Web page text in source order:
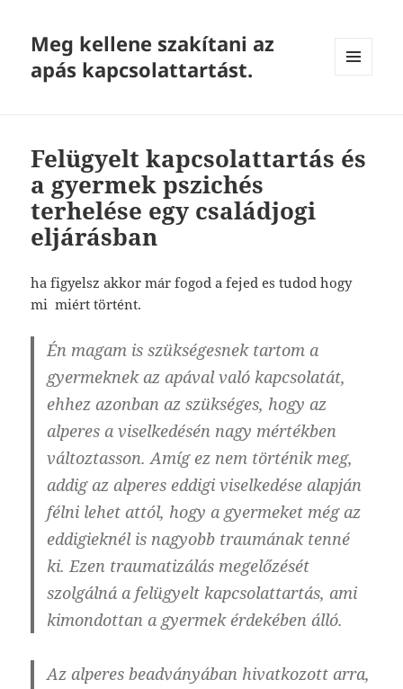
Meg kellene szakítani az
apás kapcsolattartást.
Felügyelt kapcsolattartás és
a gyermek pszichés
terhelése egy családjogi
eljárásban
ha figyelsz akkor már fogod a fejed es tudod hogy
mi miért történt.
Én magam is szükségesnek tartom a
gyermeknek az apával való kapcsolatát,
ehhez azonban az szükséges, hogy az
alperes a viselkedésén nagy mértékben
változtasson. Amíg ez nem történik meg,
addig az alperes eddigi viselkedése alapján
félni lehet attól, hogy a gyermeket még az
eddigieknél is nagyobb traumának tenné
ki. Ezen traumatizálás megelőzését
szolgálná a felügyelt kapcsolattartás, ami
kimondottan a gyermek érdekében álló.
Az alperes beadványában hivatkozott arra,